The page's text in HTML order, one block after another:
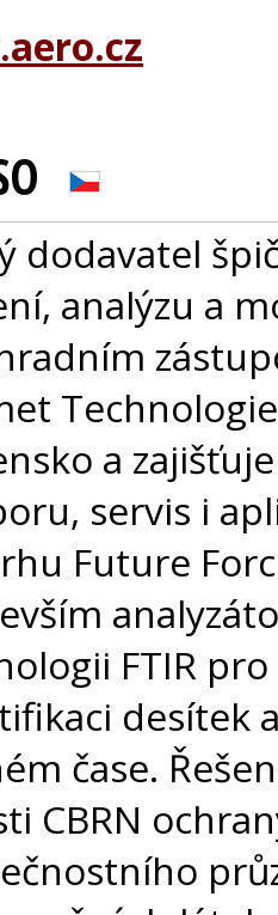
dodavatel
analýzu a
a
servis i
Future
FTIR
desítek
čase.
CBRN